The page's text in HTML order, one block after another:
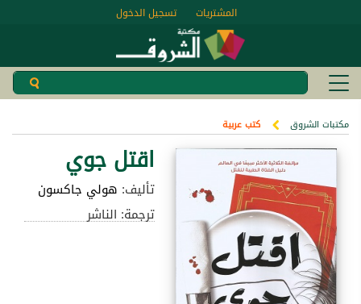
تسجيل الدخول المشتريات
مكتبات الشروق كتب عربية
اقتل جوي
تأليف: هولي جاكسون
ترجمة: الناشر